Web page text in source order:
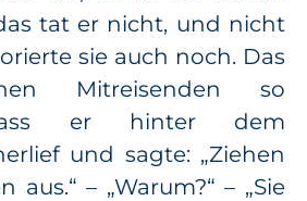
tat er nicht, und nicht
sie auch noch. Das
Mitreisenden so
er hinter dem
und sagte: „Ziehen
aus.“ – „Warum?“ – „Sie